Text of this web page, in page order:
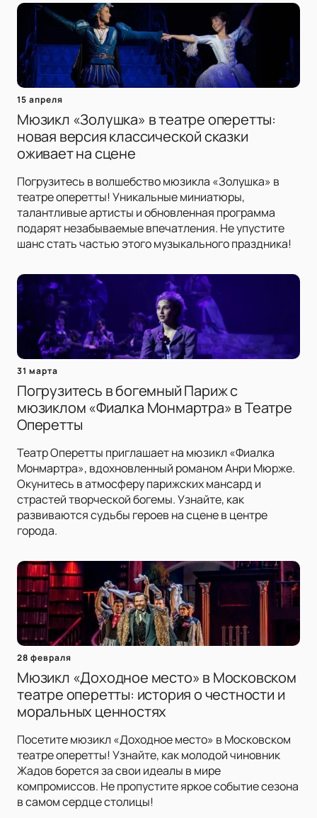
15 апреля
Мюзикл «Золушка» в театре оперетты:
новая версия классической сказки
оживает на сцене
Погрузитесь в волшебство мюзикла «Золушка» в
театре оперетты! Уникальные миниатюры,
талантливые артисты и обновленная программа
подарят незабываемые впечатления. Не упустите
шанс стать частью этого музыкального праздника!
31 марта
Погрузитесь в богемный Париж с
мюзиклом «Фиалка Монмартра» в Театре
Оперетты
Театр Оперетты приглашает на мюзикл «Фиалка
Монмартра», вдохновленный романом Анри Мюрже.
Окунитесь в атмосферу парижских мансард и
страстей творческой богемы. Узнайте, как
развиваются судьбы героев на сцене в центре
города.
28 февраля
Мюзикл «Доходное место» в Московском
театре оперетты: история о честности и
моральных ценностях
Посетите мюзикл «Доходное место» в Московском
театре оперетты! Узнайте, как молодой чиновник
Жадов борется за свои идеалы в мире
компромиссов. Не пропустите яркое событие сезона
в самом сердце столицы!